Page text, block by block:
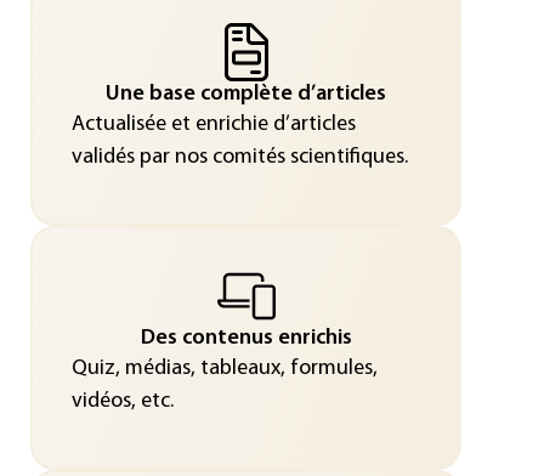
Une base complète d’articles
Actualisée et enrichie d’articles
validés par nos comités scientifiques.
Des contenus enrichis
Quiz, médias, tableaux, formules,
vidéos, etc.